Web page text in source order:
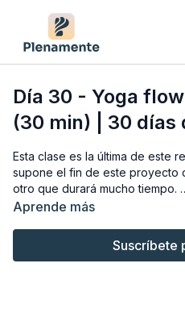
Día 30 - Yoga
(30 min) | 30 días
Esta clase es la última de este
supone el fin de este proyecto
otro que durará mucho tiempo.
todos vosotros. En esta clase
movimientos sencillos y
Aprende más
Suscríbete